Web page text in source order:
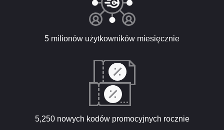
5 milionów użytkowników miesięcznie
5,250 nowych kodów promocyjnych rocznie